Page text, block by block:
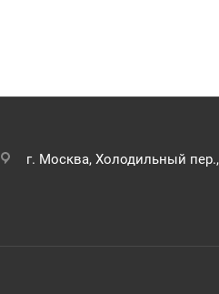
г. Москва, Холодильный пер.,